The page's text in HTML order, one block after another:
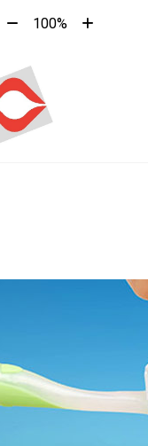
Tekst
10%
100%
Tekst